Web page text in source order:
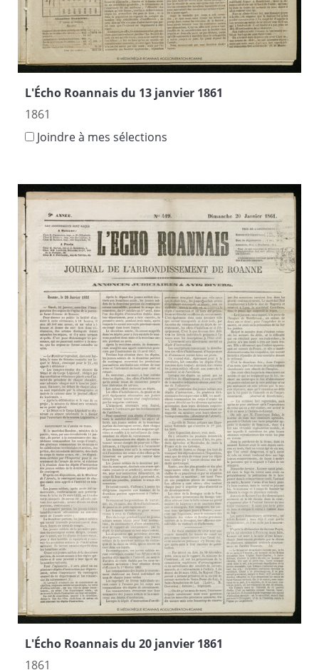
L'Écho Roannais du 13 janvier 1861
1861
Joindre à mes sélections
L'Écho Roannais du 20 janvier 1861
1861